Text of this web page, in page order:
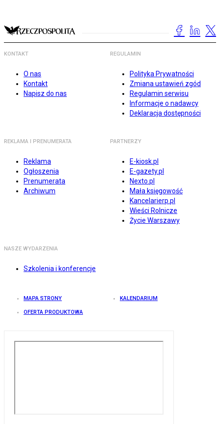
KONTAKT
O nas
Kontakt
Napisz do nas
REGULAMIN
Polityka Prywatności
Zmiana ustawień zgód
Regulamin serwisu
Informacje o nadawcy
Deklaracja dostępności
REKLAMA I PRENUMERATA
Reklama
Ogłoszenia
Prenumerata
Archiwum
PARTNERZY
E-kiosk.pl
E-gazety.pl
Nexto.pl
Mała księgowość
Kancelarierp.pl
Wieści Rolnicze
Życie Warszawy
NASZE WYDARZENIA
Szkolenia i konferencje
MAPA STRONY KALENDARIUM
OFERTA PRODUKTOWA